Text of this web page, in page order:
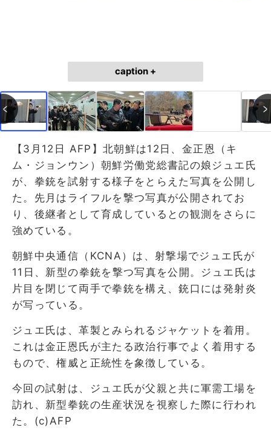
caption +
【3月12日 AFP】北朝鮮は12日、金正恩（キ
ム・ジョンウン）朝鮮労働党総書記の娘ジュエ氏
が、拳銃を試射する様子をとらえた写真を公開し
た。先月はライフルを撃つ写真が公開されてお
り、後継者として育成しているとの観測をさらに
強めている。
朝鮮中央通信（KCNA）は、射撃場でジュエ氏が
11日、新型の拳銃を撃つ写真を公開。ジュエ氏は
片目を閉じて両手で拳銃を構え、銃口には発射炎
が写っている。
ジュエ氏は、革製とみられるジャケットを着用。
これは金正恩氏が主たる政治行事でよく着用する
もので、権威と正統性を象徴している。
今回の試射は、ジュエ氏が父親と共に軍需工場を
訪れ、新型拳銃の生産状況を視察した際に行われ
た。(c)AFP